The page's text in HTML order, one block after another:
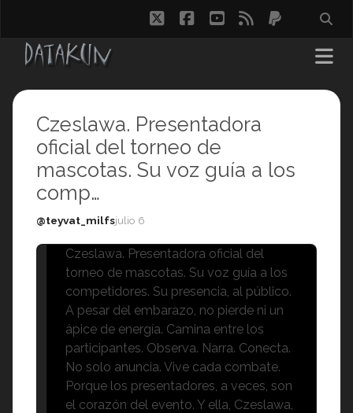
twitterfacebook
youtube
rss paypal
Czeslawa. Presentadora
oficial del torneo de
mascotas. Su voz guía a los
comp…
@teyvat_milfsjulio 6
Czeslawa. Presentadora oficial del
torneo de mascotas. Su voz guía a los
competidores. Su presencia, al público.
A pesar del embarazo, no pierde ni un
ápice de energía. Camina entre los
participantes. Observa. Narra. Conecta.
No solo anuncia. Vive cada combate.
Porque los presentadores, a veces, son
el corazón del evento. Y ella, Czeslawa,